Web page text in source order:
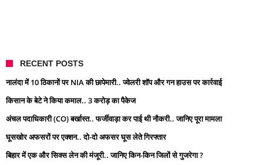
RECENT POSTS
नालंदा में 10 ठिकानों पर NIA की छापेमारी.. ज्वेलरी शॉप और गन हाउस पर कार्रवाई
किसान के बेटे ने किया कमाल.. 3 करोड़ का पैकेज
अंचल पदाधिकारी (CO) बर्खास्त.. फर्जीवाड़ा कर पाई थी नौकरी.. जानिए पूरा मामला
घूसखोर अफसरों पर एक्शन.. दो-दो अफसर घूस लेते गिरफ्तार
बिहार में एक और सिक्स लेन की मंजूरी.. जानिए किन-किन जिलों से गुजरेगा ?